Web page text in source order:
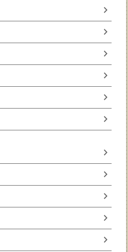
chevron_right
chevron_right
chevron_right
chevron_right
chevron_right
chevron_right
chevron_right
chevron_right
chevron_right
chevron_right
chevron_right